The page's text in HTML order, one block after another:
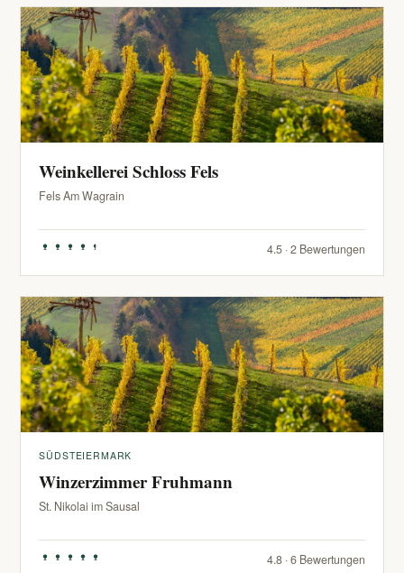
Weinkellerei Schloss Fels
Fels Am Wagrain
4.5 · 2 Bewertungen
SÜDSTEIERMARK
Winzerzimmer Fruhmann
St. Nikolai im Sausal
4.8 · 6 Bewertungen